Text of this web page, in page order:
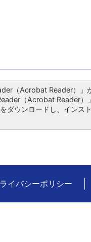
（Acrobat Reader）」
（Acrobat Reader）
ダウンロードし、インス
イバシーポリシー